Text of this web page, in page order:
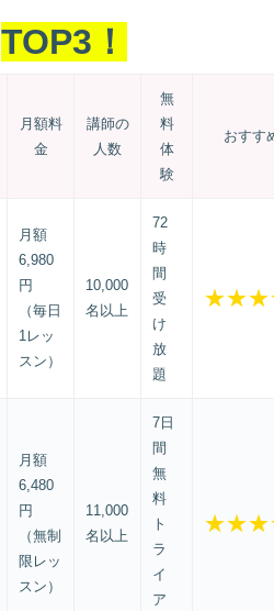
TOP3！
月額料
金
講師の
人数
無
料
体
験
おすす
月額
6,980
円
（毎日
1レッ
スン）
10,000
名以上
72
時
間
受
け
放
題
月額
6,480
円
（無制
限レッ
スン）
11,000
名以上
7日
間
無
料
ト
ラ
イ
ア